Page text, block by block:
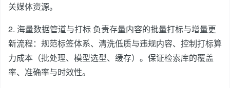
关媒体资源。
2. 海量数据管道与打标 负责存量内容的批量打标与增量更
新流程：规范标签体系、清洗低质与违规内容、控制打标算
力成本（批处理、模型选型、缓存）。保证检索库的覆盖
率、准确率与时效性。